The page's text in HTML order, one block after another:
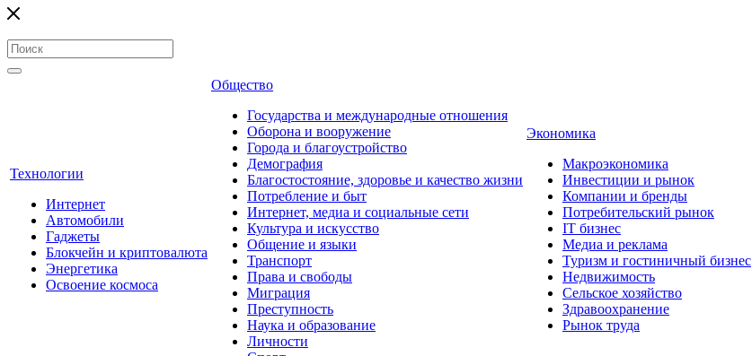
Технологии
Интернет
Автомобили
Гаджеты
Блокчейн и криптовалюта
Энергетика
Освоение космоса
Общество
Государства и международные отношения
Оборона и вооружение
Города и благоустройство
Демография
Благостостояние, здоровье и качество жизни
Потребление и быт
Интернет, медиа и социальные сети
Культура и искусство
Общение и языки
Транспорт
Права и свободы
Миграция
Преступность
Наука и образование
Личности
Экономика
Макроэкономика
Инвестиции и рынок
Компании и бренды
Потребительский рынок
IT бизнес
Медиа и реклама
Туризм и гостиничный бизнес
Недвижимость
Сельское хозяйство
Здравоохранение
Рынок труда